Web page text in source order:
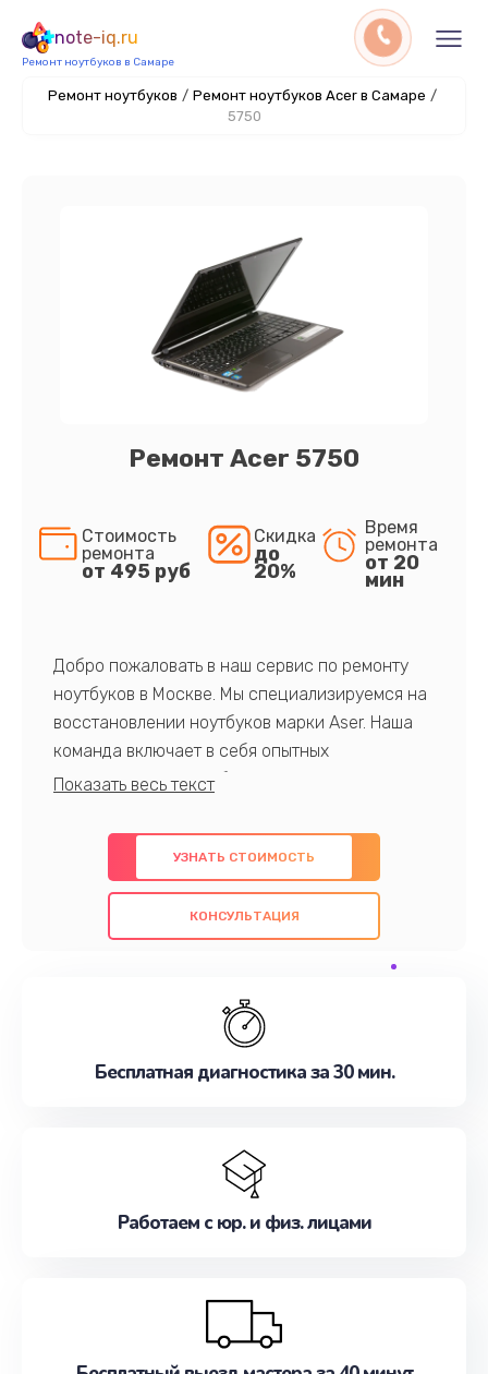
note-iq.ru
Ремонт ноутбуков в Самаре
Ремонт ноутбуков / Ремонт ноутбуков Acer в Самаре /
5750
Ремонт Acer 5750
Стоимость
ремонта
от 495 руб
Скидка
до
20%
Время
ремонта
от 20
мин
Добро пожаловать в наш сервис по ремонту
ноутбуков в Москве. Мы специализируемся на
восстановлении ноутбуков марки Aser. Наша
команда включает в себя опытных
профессионалов с обширными знаниями и
предлагаем быстрый и качественный ремонт с
использованием оригинальных компонентов, а
также гарантируем качество всех
проведенных работ. Наша цель - предоставить
наилучшим образом. Не медлите записаться на
УЗНАТЬ СТОИМОСТЬ
КОНСУЛЬТАЦИЯ
Бесплатная диагностика за 30 мин.
Работаем с юр. и физ. лицами